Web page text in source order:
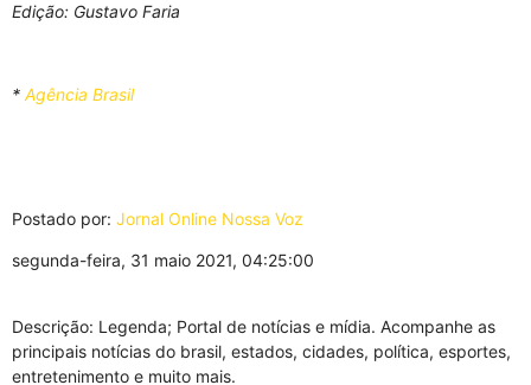
Edição: Gustavo Faria
* Agência Brasil
Postado por: Jornal Online Nossa Voz
segunda-feira, 31 maio 2021, 04:25:00
Descrição: Legenda; Portal de notícias e mídia. Acompanhe as
principais notícias do brasil, estados, cidades, política, esportes,
entretenimento e muito mais.